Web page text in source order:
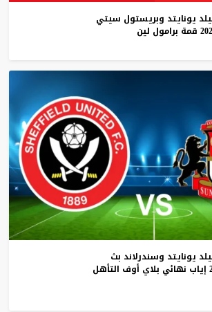
يونايتد وبريستول سيتي
قمة برامول لين
يونايتد وسندرلاند بث
إياب نهائي بلاي أوف التأهل